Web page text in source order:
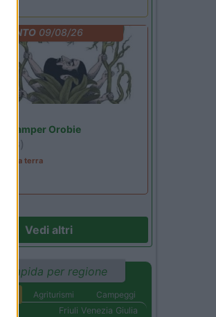
EVENTO09/08/26
Camper Orobie
(BG)
da terra
Vedi altri
rapida per regione
Agriturismi
Campeggi
Friuli Venezia Giulia